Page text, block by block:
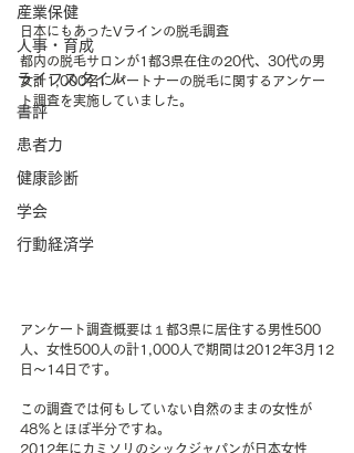
産業保健
人事・育成
ライフスタイル
書評
患者力
健康診断
学会
行動経済学
日本にもあったVラインの脱毛調査
都内の脱毛サロンが1都3県在住の20代、30代の男
女計1,000名にパートナーの脱毛に関するアンケー
ト調査を実施していました。
アンケート調査概要は１都3県に居住する男性500
人、女性500人の計1,000人で期間は2012年3月12
日～14日です。
この調査では何もしていない自然のままの女性が
48％とほぼ半分ですね。
2012年にカミソリのシックジャパンが日本女性